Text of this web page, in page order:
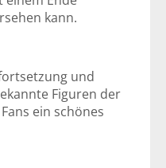
kann.
und
Figuren der
ein schönes